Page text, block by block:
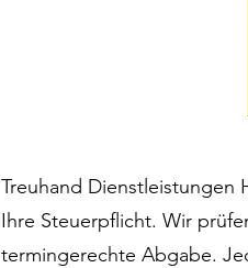
Treuhand Dienstleistungen
Ihre Steuerpflicht. Wir
termingerechte Abgabe.